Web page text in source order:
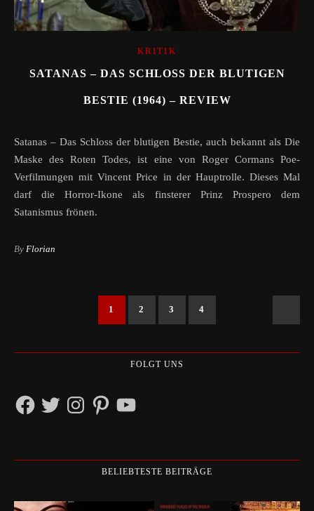
KRITIK
SATANAS – DAS SCHLOSS DER BLUTIGEN
BESTIE (1964) – REVIEW
Satanas – Das Schloss der blutigen Bestie, auch bekannt als Die
Maske des Roten Todes, ist eine von Roger Cormans Poe-
Verfilmungen mit Vincent Price in der Hauptrolle. Dieses Mal
darf die Horror-Ikone als finsterer Prinz Prospero dem
Satanismus frönen.
By Florian
1 2 3 4
FOLGT UNS
FacebookTwitterInstagramPinterestYouTube
BELIEBTESTE BEITRÄGE